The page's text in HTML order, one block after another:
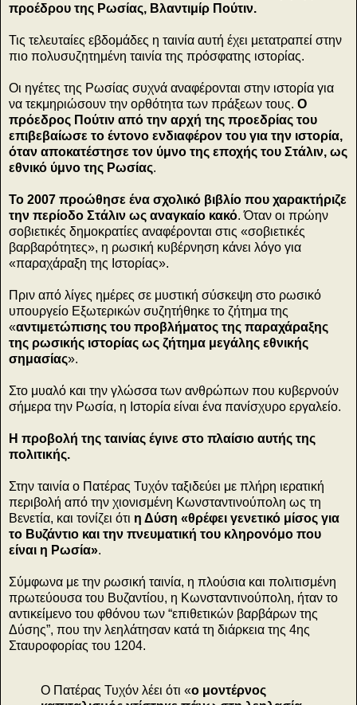
προέδρου της Ρωσίας, Βλαντιμίρ Πούτιν.
Τις τελευταίες εβδομάδες η ταινία αυτή έχει μετατραπεί στην
πιο πολυσυζητημένη ταινία της πρόσφατης ιστορίας.
Οι ηγέτες της Ρωσίας συχνά αναφέρονται στην ιστορία για
να τεκμηριώσουν την ορθότητα των πράξεων τους. Ο
πρόεδρος Πούτιν από την αρχή της προεδρίας του
επιβεβαίωσε το έντονο ενδιαφέρον του για την ιστορία,
όταν αποκατέστησε τον ύμνο της εποχής του Στάλιν, ως
εθνικό ύμνο της Ρωσίας.
Το 2007 προώθησε ένα σχολικό βιβλίο που χαρακτήριζε
την περίοδο Στάλιν ως αναγκαίο κακό. Όταν οι πρώην
σοβιετικές δημοκρατίες αναφέρονται στις «σοβιετικές
βαρβαρότητες», η ρωσική κυβέρνηση κάνει λόγο για
«παραχάραξη της Ιστορίας».
Πριν από λίγες ημέρες σε μυστική σύσκεψη στο ρωσικό
υπουργείο Εξωτερικών συζητήθηκε το ζήτημα της
«αντιμετώπισης του προβλήματος της παραχάραξης
της ρωσικής ιστορίας ως ζήτημα μεγάλης εθνικής
σημασίας».
Στο μυαλό και την γλώσσα των ανθρώπων που κυβερνούν
σήμερα την Ρωσία, η Ιστορία είναι ένα πανίσχυρο εργαλείο.
Η προβολή της ταινίας έγινε στο πλαίσιο αυτής της
πολιτικής.
Στην ταινία ο Πατέρας Τυχόν ταξιδεύει με πλήρη ιερατική
περιβολή από την χιονισμένη Κωνσταντινούπολη ως τη
Βενετία, και τονίζει ότι η Δύση «θρέφει γενετικό μίσος για
το Βυζάντιο και την πνευματική του κληρονόμο που
είναι η Ρωσία».
Σύμφωνα με την ρωσική ταινία, η πλούσια και πολιτισμένη
πρωτεύουσα του Βυζαντίου, η Κωνσταντινούπολη, ήταν το
αντικείμενο του φθόνου των “επιθετικών βαρβάρων της
Δύσης”, που την λεηλάτησαν κατά τη διάρκεια της 4ης
Σταυροφορίας του 1204.
Ο Πατέρας Τυχόν λέει ότι «ο μοντέρνος